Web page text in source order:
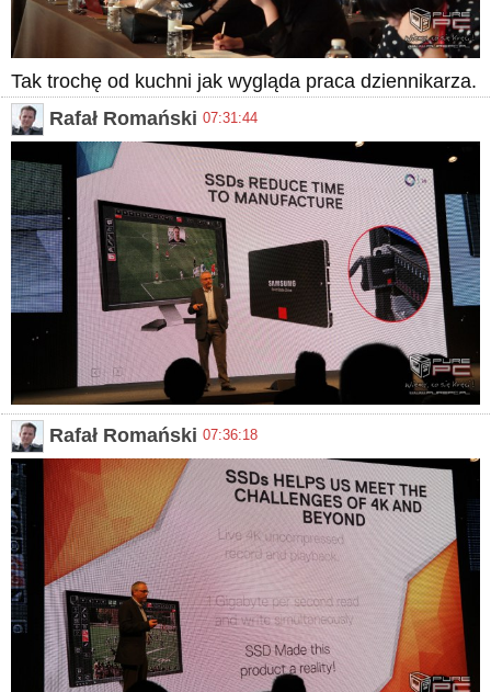
Tak trochę od kuchni jak wygląda praca dziennikarza.
Rafał Romański 07:31:44
Rafał Romański 07:36:18